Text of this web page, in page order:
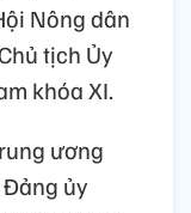
Nông dân
tịch Ủy
khóa XI.
ương
ủy